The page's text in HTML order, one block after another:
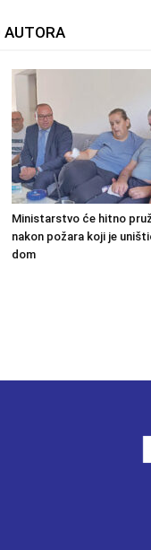
AUTORA
Ministarstvo će hitno
nakon požara koji je
dom